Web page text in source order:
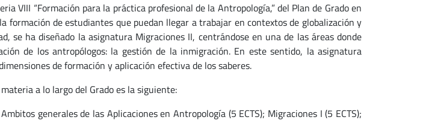
VIII “Formación para la práctica profesional de la Antropología,” del Plan de Grado en
formación de estudiantes que puedan llegar a trabajar en contextos de globalización y
se ha diseñado la asignatura Migraciones II, centrándose en una de las áreas donde
de los antropólogos: la gestión de la inmigración. En este sentido, la asignatura
de formación y aplicación efectiva de los saberes.
a lo largo del Grado es la siguiente:
generales de las Aplicaciones en Antropología (5 ECTS); Migraciones I (5 ECTS);